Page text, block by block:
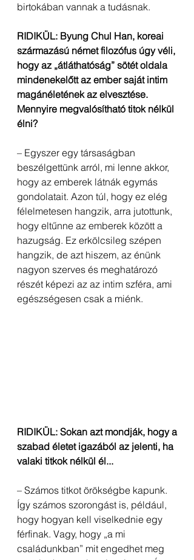
birtokában vannak a tudásnak.
RIDIKÜL: Byung Chul Han, koreai
származású német filozófus úgy véli,
hogy az „átláthatóság” sötét oldala
mindenekelőtt az ember saját intim
magánéletének az elvesztése.
Mennyire megvalósítható titok nélkül
élni?
– Egyszer egy társaságban
beszélgettünk arról, mi lenne akkor,
hogy az emberek látnák egymás
gondolatait. Azon túl, hogy ez elég
félelmetesen hangzik, arra jutottunk,
hogy eltűnne az emberek között a
hazugság. Ez erkölcsileg szépen
hangzik, de azt hiszem, az énünk
nagyon szerves és meghatározó
részét képezi az az intim szféra, ami
egészségesen csak a miénk.
RIDIKÜL: Sokan azt mondják, hogy a
szabad életet igazából az jelenti, ha
valaki titkok nélkül él...
– Számos titkot örökségbe kapunk.
Így számos szorongást is, például,
hogy hogyan kell viselkednie egy
férfinak. Vagy, hogy „a mi
családunkban” mit engedhet meg